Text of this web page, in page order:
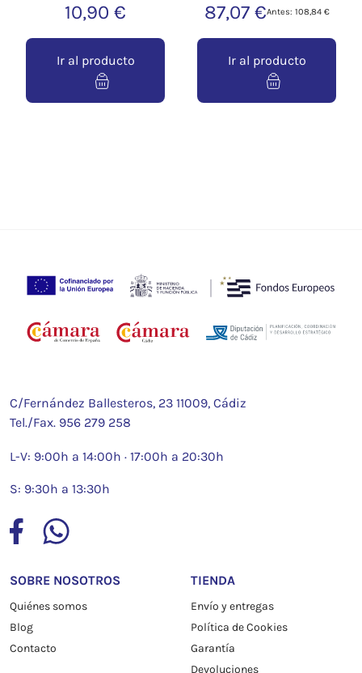
10,90 €
Ir al producto
87,07 €Antes: 108,84 €
Ir al producto
C/Fernández Ballesteros, 23 11009, Cádiz
Tel./Fax. 956 279 258
L-V: 9:00h a 14:00h · 17:00h a 20:30h
S: 9:30h a 13:30h
SOBRE NOSOTROS
Quiénes somos
Blog
Contacto
TIENDA
Envío y entregas
Política de Cookies
Garantía
Devoluciones